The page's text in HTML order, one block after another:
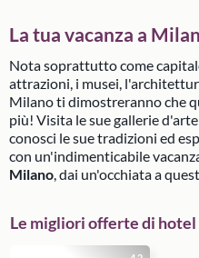
La tua vacanza a
Nota soprattutto come
attrazioni, i musei,
Milano ti dimostreranno che
più! Visita le sue gallerie
conosci le sue tradizioni ed
con un'indimenticabile
Milano, dai un'occhiata a
Le migliori offerte di hotel